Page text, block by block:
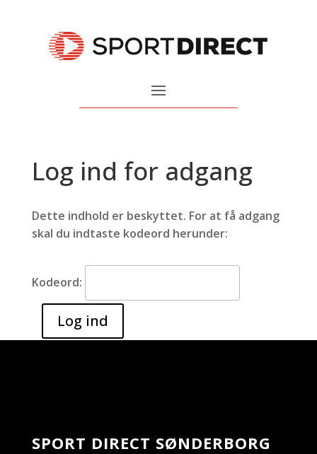
Log ind for adgang
Dette indhold er beskyttet. For at få adgang
skal du indtaste kodeord herunder:
Kodeord:
SPORT DIRECT SØNDERBORG